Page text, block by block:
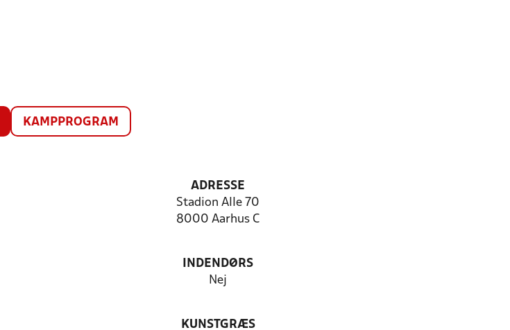
KAMPPROGRAM
ADRESSE
Stadion Alle 70
8000 Aarhus C
INDENDØRS
Nej
KUNSTGRÆS